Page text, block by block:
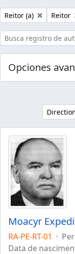
Remove filter:
Reitor (a) Reitor
Opciones
RA-PE-RT-01 ·
Data de